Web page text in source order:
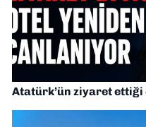
Atatürk’ün ziyaret